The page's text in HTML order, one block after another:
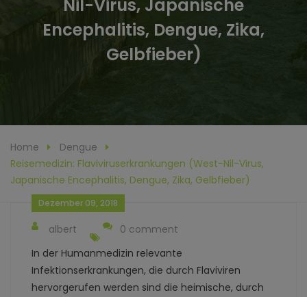
Nil-Virus, Japanische
Encephalitis, Dengue, Zika,
Gelbfieber)
Home
Dengue
Reisemedizin: Flaviviruserkrankungen (West-Nil-Virus,
Japanische Encephalitis, Dengue, Zika, Gelbfieber)
Dezember 09, 2018
albert
0 comment
In der Humanmedizin relevante
Infektionserkrankungen, die durch Flaviviren
hervorgerufen werden sind die heimische, durch